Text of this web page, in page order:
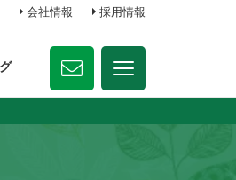
会社情報 採用情報